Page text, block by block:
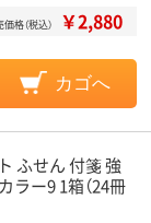
格（税込） ￥2,880
カゴへ
ふせん 付箋 強
ー9 1箱（24冊